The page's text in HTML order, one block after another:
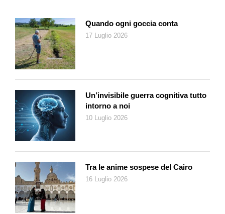
Quando ogni goccia conta
17 Luglio 2026
Un’invisibile guerra cognitiva tutto
intorno a noi
10 Luglio 2026
Tra le anime sospese del Cairo
16 Luglio 2026